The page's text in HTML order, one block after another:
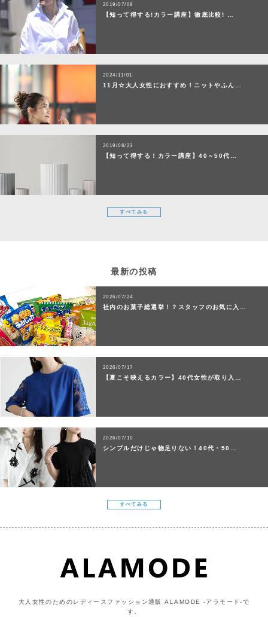
2019/07/08
【知って得する!カラー講座】徹底比較! …
2024/11/01
11月☆大人女性におすすめ！ニットやふん…
2019/08/23
【知って得する！カラー講座】40～50代…
すべてみる
最新の投稿
2026/07/24
社内のお菓子総選挙！？スタッフのお気に入…
2026/07/17
【夏こそ映えるカラー】40代女性が取り入…
2026/07/10
シンプルだけじゃ物足りない！40代・50…
すべてみる
大人女性のためのレディースファッション通販 ALAMODE -アラモード-で
す。